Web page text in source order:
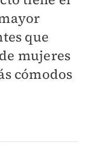
que
mujeres
cómodos